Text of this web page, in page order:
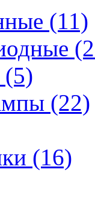
(11)
(5)
(22)
(16)